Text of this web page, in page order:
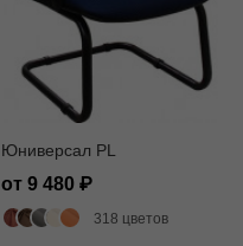
Юниверсал PL
от 9 480
318 цветов